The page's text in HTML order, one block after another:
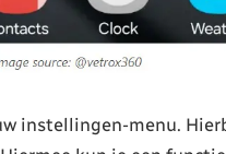
instellingen-menu.